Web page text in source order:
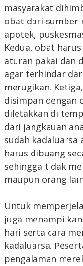
masyarakat
obat dari sumber
apotek,
Kedua, obat
aturan pakai dan
agar terhindar
merugikan.
disimpan dengan
diletakkan di
dari jangkauan
sudah kadaluarsa
harus dibuang
sehingga tidak
maupun orang
Untuk
juga
hari serta cara
kadaluarsa.
pengalaman